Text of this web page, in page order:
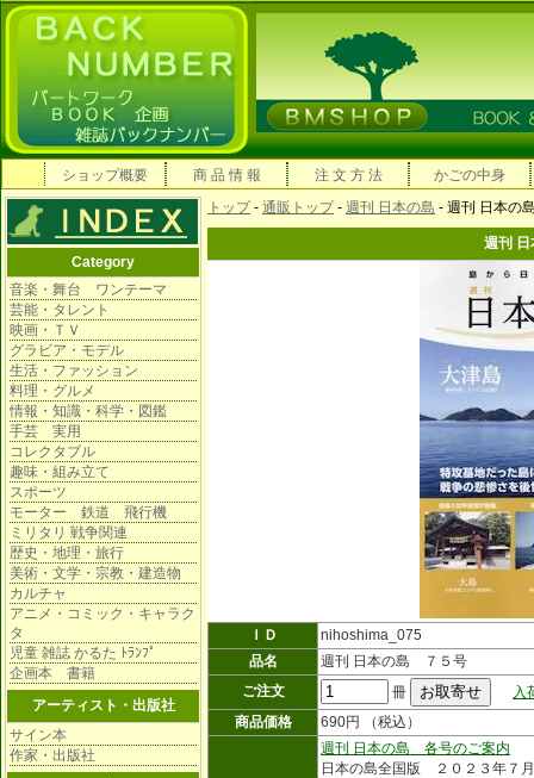
ショップ概要 商 品 情 報 注 文 方 法 かごの中身
Category
音楽・舞台 ワンテーマ
芸能・タレント
映画・ＴＶ
グラビア・モデル
生活・ファッション
料理・グルメ
情報・知識・科学・図鑑
手芸 実用
コレクタブル
趣味・組み立て
スポーツ
モーター 鉄道 飛行機
ミリタリ 戦争関連
歴史・地理・旅行
美術・文学・宗教・建造物
カルチャ
アニメ・コミック・キャラク
タ
児童 雑誌 かるた ﾄﾗﾝﾌﾟ
企画本 書籍
アーティスト・出版社
サイン本
作家・出版社
トップ- 通販トップ- 週刊 日本の島 - 週刊 日本の
週刊
ＩＤ
nihoshima_075
品名
週刊 日本の島 ７５号
ご注文
冊
入
商品価格
690円 （税込）
週刊 日本の島 各号のご案内
日本の島全国版 ２０２３年７